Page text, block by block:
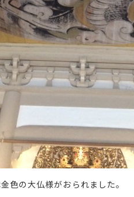
色の大仏様がおられました。